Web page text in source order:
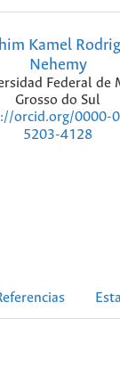
Kamel
Nehemy
Federal de
Grosso do Sul
orcid.org/0000-
5203-4128